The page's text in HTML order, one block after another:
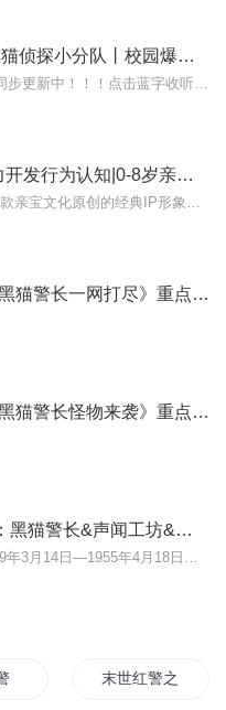
黑猫警长番外篇丨夜猫侦探小分队丨校园爆笑推理剧
黑猫警长救援队|脑力开发行为认知|0-8岁亲宝动画
《我会自己读 第3级黑猫警长一网打尽》重点字听读练习
《我会自己读 第3级黑猫警长怪物来袭》重点字听读练习
爱因斯坦传 /演播者：黑猫警长&声闻工坊&景木有声 /神奇的大脑
末世红警之路